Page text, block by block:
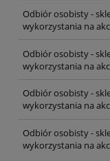
Odbiór osobisty -
wykorzystania na
Odbiór osobisty -
wykorzystania na
Odbiór osobisty -
wykorzystania na
Odbiór osobisty -
wykorzystania na